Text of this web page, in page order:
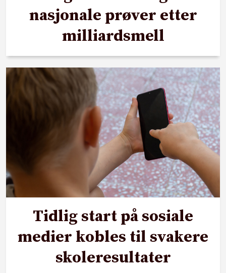
nasjonale prøver etter
milliardsmell
Tidlig start på sosiale
medier kobles til svakere
skoleresultater